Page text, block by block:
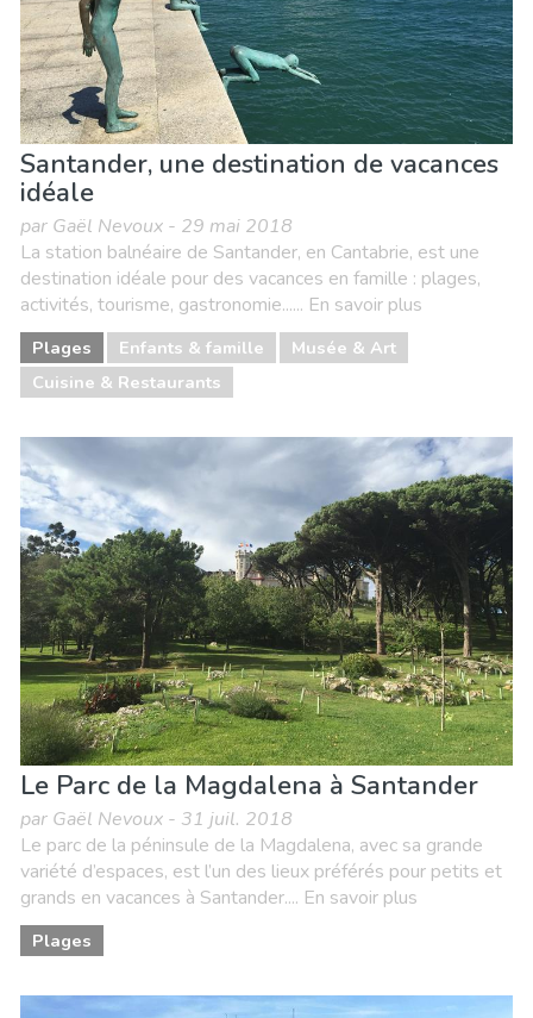
Santander, une destination de vacances
idéale
par Gaël Nevoux - 29 mai 2018
La station balnéaire de Santander, en Cantabrie, est une
destination idéale pour des vacances en famille : plages,
activités, tourisme, gastronomie...... En savoir plus
Plages Enfants & famille
Musée & Art
Cuisine & Restaurants
Le Parc de la Magdalena à Santander
par Gaël Nevoux - 31 juil. 2018
Le parc de la péninsule de la Magdalena, avec sa grande
variété d’espaces, est l’un des lieux préférés pour petits et
grands en vacances à Santander.... En savoir plus
Plages